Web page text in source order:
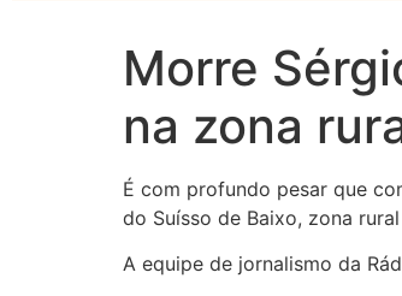
Morre
na zona
É com profundo pesar que
do Suísso de Baixo, zona
A equipe de jornalismo da